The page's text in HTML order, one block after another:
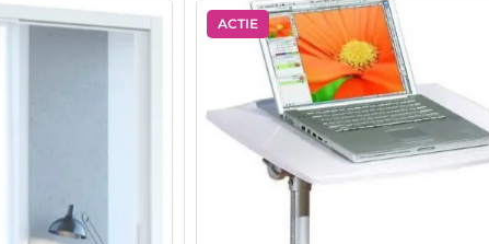
ACTIE